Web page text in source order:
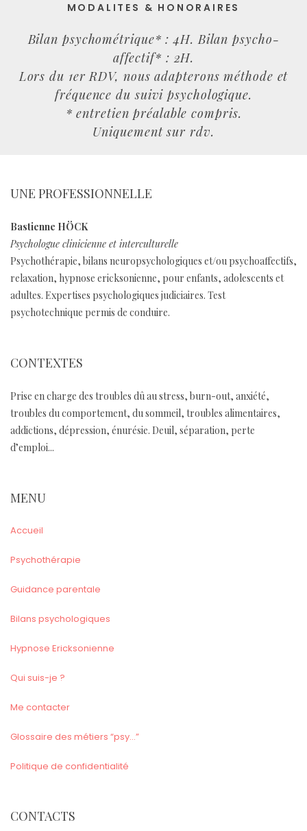
MODALITES & HONORAIRES
Bilan psychométrique* : 4H. Bilan psycho-
affectif* : 2H.
Lors du 1er RDV, nous adapterons méthode et
fréquence du suivi psychologique.
* entretien préalable compris.
Uniquement sur rdv.
UNE PROFESSIONNELLE
Bastienne HÖCK
Psychologue clinicienne et interculturelle
Psychothérapie, bilans neuropsychologiques et/ou psychoaffectifs,
relaxation, hypnose ericksonienne, pour enfants, adolescents et
adultes. Expertises psychologiques judiciaires. Test
psychotechnique permis de conduire.
CONTEXTES
Prise en charge des troubles dû au stress, burn-out, anxiété,
troubles du comportement, du sommeil, troubles alimentaires,
addictions, dépression, énurésie. Deuil, séparation, perte
d’emploi...
MENU
Accueil
Psychothérapie
Guidance parentale
Bilans psychologiques
Hypnose Ericksonienne
Qui suis-je ?
Me contacter
Glossaire des métiers “psy…”
Politique de confidentialité
CONTACTS